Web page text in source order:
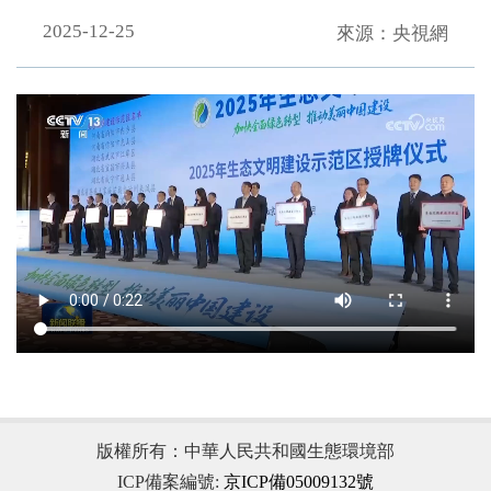
2025-12-25 來源：央視網
版權所有：中華人民共和國生態環境部
ICP備案編號: 京ICP備05009132號